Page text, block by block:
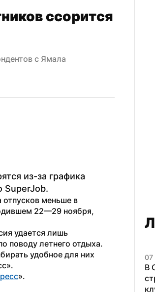
ссорится
с Ямала
из-за графика
SuperJob.
меньше в
22—29 ноября,
удается лишь
поводу летнего отдыха.
удобное для них
».
07
В